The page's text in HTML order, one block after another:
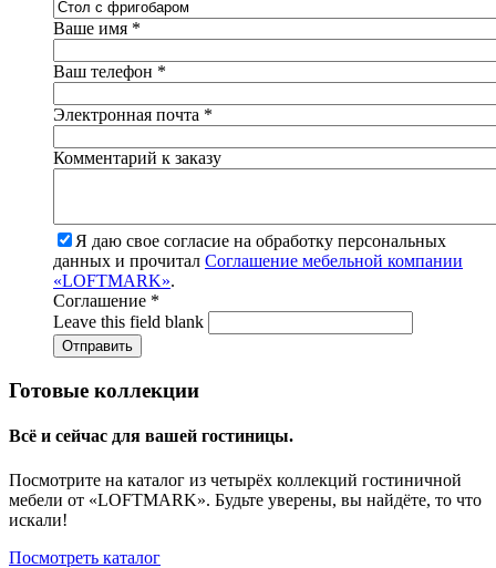
Ваше имя *
Ваш телефон *
Электронная почта *
Комментарий к заказу
Я даю свое согласие на обработку персональных
данных и прочитал Соглашение мебельной компании
«LOFTMARK».
Соглашение *
Leave this field blank
Отправить
Готовые коллекции
Всё и сейчас для вашей гостиницы.
Посмотрите на каталог из четырёх коллекций гостиничной
мебели от «LOFTMARK». Будьте уверены, вы найдёте, то что
искали!
Посмотреть каталог